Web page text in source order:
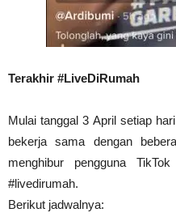
Terakhir #LiveDiRumah
Mulai tanggal 3 April setiap
bekerja sama dengan
menghibur pengguna
#livedirumah.
Berikut jadwalnya: